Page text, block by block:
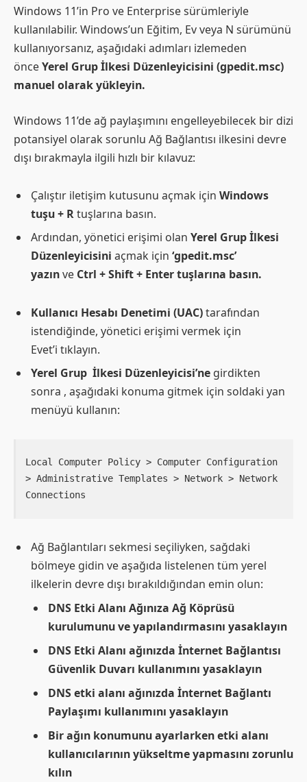
Windows 11’in Pro ve Enterprise sürümleriyle
kullanılabilir. Windows’un Eğitim, Ev veya N sürümünü
kullanıyorsanız, aşağıdaki adımları izlemeden
önceYerel Grup İlkesi Düzenleyicisini (gpedit.msc)
manuel olarak yükleyin.
Windows 11’de ağ paylaşımını engelleyebilecek bir dizi
potansiyel olarak sorunlu Ağ Bağlantısı ilkesini devre
dışı bırakmayla ilgili hızlı bir kılavuz:
Çalıştır iletişim kutusunu açmak için Windows
tuşu + Rtuşlarına basın.
Ardından, yönetici erişimi olan Yerel Grup İlkesi
Düzenleyicisini açmak için ‘gpedit.msc’
yazınve Ctrl + Shift + Enter tuşlarına basın.
Kullanıcı Hesabı Denetimi (UAC)tarafından
istendiğinde, yönetici erişimi vermek için
Evet’i tıklayın.
Yerel Grup İlkesi Düzenleyicisi’ne girdikten
sonra , aşağıdaki konuma gitmek için soldaki yan
menüyü kullanın:
Local Computer Policy > Computer Configuration
> Administrative Templates > Network > Network
Ağ Bağlantıları sekmesi seçiliyken, sağdaki
bölmeye gidin ve aşağıda listelenen tüm yerel
ilkelerin devre dışı bırakıldığından emin olun:
DNS Etki Alanı Ağınıza Ağ Köprüsü
kurulumunu ve yapılandırmasını yasaklayın
DNS Etki Alanı ağınızda İnternet Bağlantısı
Güvenlik Duvarı kullanımını yasaklayın
DNS etki alanı ağınızda İnternet Bağlantı
Paylaşımı kullanımını yasaklayın
Bir ağın konumunu ayarlarken etki alanı
kullanıcılarının yükseltme yapmasını zorunlu
kılın